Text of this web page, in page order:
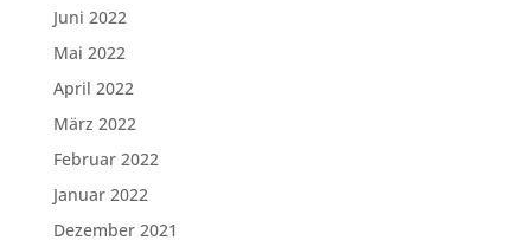
Juni 2022
Mai 2022
April 2022
März 2022
Februar 2022
Januar 2022
Dezember 2021